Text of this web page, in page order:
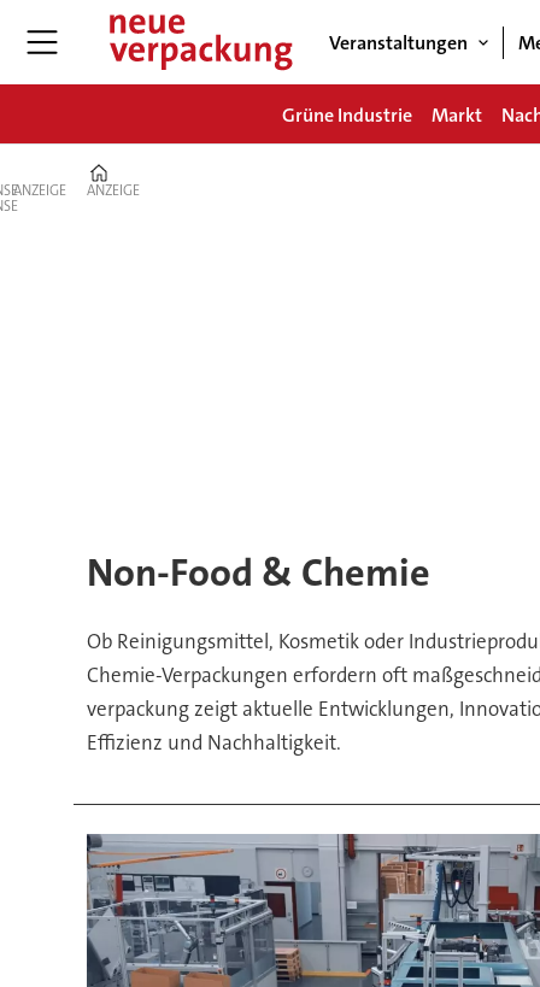
Veranstaltungen
Grüne Industrie Markt
ANZEIGE
Verpackungstrends
Fokus
ANZEIGE
Non-Food & Chemie
Ob Reinigungsmittel, Kosmetik oder
Chemie-Verpackungen erfordern oft
verpackung zeigt aktuelle Entwicklungen,
Effizienz und Nachhaltigkeit.